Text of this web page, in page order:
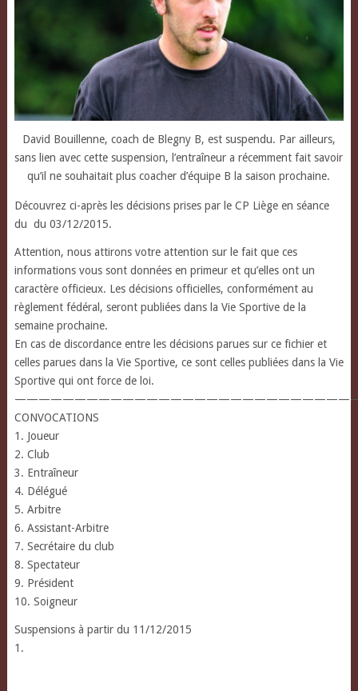
David Bouillenne, coach de Blegny B, est suspendu. Par ailleurs,
sans lien avec cette suspension, l’entraîneur a récemment fait savoir
qu’il ne souhaitait plus coacher d’équipe B la saison prochaine.
Découvrez ci-après les décisions prises par le CP Liège en séance
du du 03/12/2015.
Attention, nous attirons votre attention sur le fait que ces
informations vous sont données en primeur et qu’elles ont un
caractère officieux. Les décisions officielles, conformément au
règlement fédéral, seront publiées dans la Vie Sportive de la
semaine prochaine.
En cas de discordance entre les décisions parues sur ce fichier et
celles parues dans la Vie Sportive, ce sont celles publiées dans la Vie
Sportive qui ont force de loi.
CONVOCATIONS
1. Joueur
2. Club
3. Entraîneur
4. Délégué
5. Arbitre
6. Assistant-Arbitre
7. Secrétaire du club
8. Spectateur
9. Président
10. Soigneur
Suspensions à partir du 11/12/2015
1.